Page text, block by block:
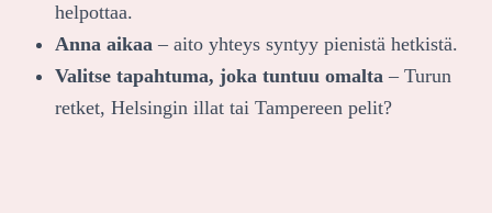
helpottaa.
Anna aikaa – aito yhteys syntyy pienistä hetkistä.
Valitse tapahtuma, joka tuntuu omalta – Turun
retket, Helsingin illat tai Tampereen pelit?